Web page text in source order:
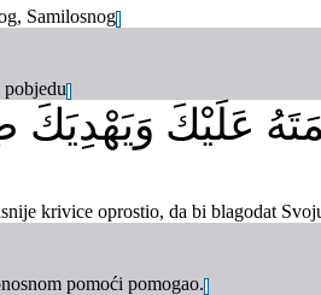
Samilosnog
عَلَيْكَ وَيَهْدِيَكَ
krivice oprostio, da bi blagodat
pomoći pomogao.